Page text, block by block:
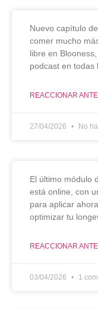
Nuevo capítulo
comer mucho
libre en
podcast en todas
REACCIONAR
27/04/2026 No
El último módulo
está online, con
para aplicar
optimizar tu
REACCIONAR
03/04/2026 1